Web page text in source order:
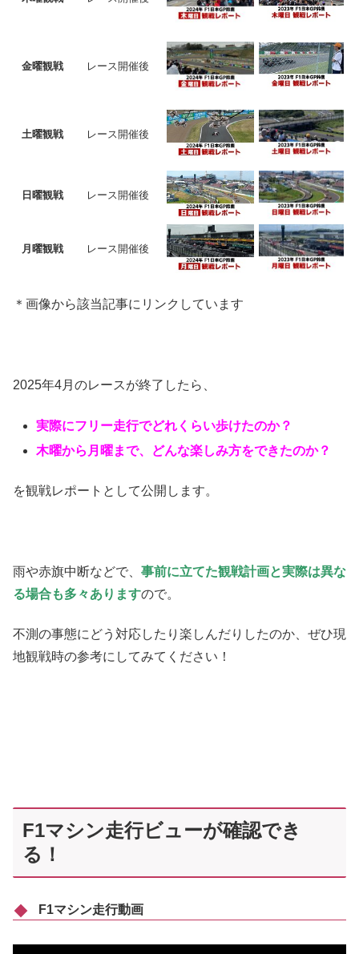
金曜観戦 レース開催後
土曜観戦 レース開催後
日曜観戦 レース開催後
月曜観戦 レース開催後
＊画像から該当記事にリンクしています
2025年4月のレースが終了したら、
実際にフリー走行でどれくらい歩けたのか？
木曜から月曜まで、どんな楽しみ方をできたのか？
を観戦レポートとして公開します。
雨や赤旗中断などで、 事前に立てた観戦計画と実際は異な
る場合も多々ありますので。
不測の事態にどう対応したり楽しんだりしたのか、ぜひ現
地観戦時の参考にしてみてください！
F1マシン走行ビューが確認でき
る！
F1マシン走行動画